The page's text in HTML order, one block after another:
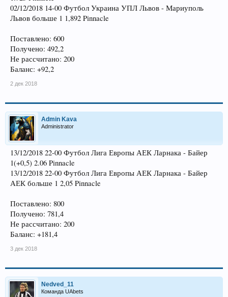
02/12/2018 14-00 Футбол Украина УПЛ Львов - Мариуполь
Львов больше 1 1,892 Pinnacle
Поставлено: 600
Получено: 492,2
Не рассчитано: 200
Баланс: +92,2
2 дек 2018
Admin Kava
Administrator
13/12/2018 22-00 Футбол Лига Европы АЕК Ларнака - Байер
1(+0,5) 2.06 Pinnacle
13/12/2018 22-00 Футбол Лига Европы АЕК Ларнака - Байер
АЕК больше 1 2,05 Pinnacle
Поставлено: 800
Получено: 781,4
Не рассчитано: 200
Баланс: +181,4
3 дек 2018
Nedved_11
Команда UAbets